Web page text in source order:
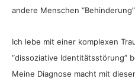
andere Menschen
Ich lebe mit einer komplexen
“dissoziative Identitätsstörung”
Meine Diagnose macht mit